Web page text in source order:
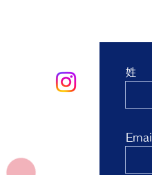
姓
Email